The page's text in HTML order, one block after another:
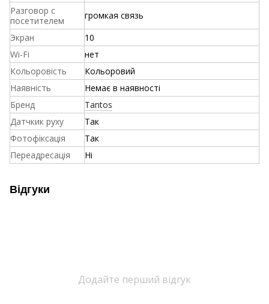
Разговор с
посетителем
громкая связь
Экран
10
Wi-Fi
нет
Кольоровість
Кольоровий
Наявність
Немає в наявності
Бренд
Tantos
Датчкик руху
Так
Фотофіксація
Так
Переадресація
Ні
Відгуки
Додайте перший відгук